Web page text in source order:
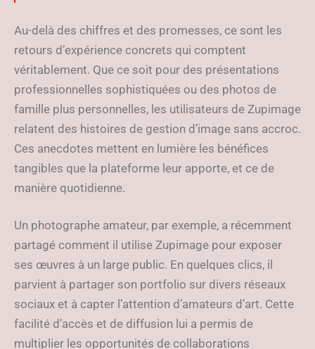
Au-delà des chiffres et des promesses, ce sont les
retours d’expérience concrets qui comptent
véritablement. Que ce soit pour des présentations
professionnelles sophistiquées ou des photos de
famille plus personnelles, les utilisateurs de Zupimage
relatent des histoires de gestion d’image sans accroc.
Ces anecdotes mettent en lumière les bénéfices
tangibles que la plateforme leur apporte, et ce de
manière quotidienne.
Un photographe amateur, par exemple, a récemment
partagé comment il utilise Zupimage pour exposer
ses œuvres à un large public. En quelques clics, il
parvient à partager son portfolio sur divers réseaux
sociaux et à capter l’attention d’amateurs d’art. Cette
facilité d’accès et de diffusion lui a permis de
multiplier les opportunités de collaborations